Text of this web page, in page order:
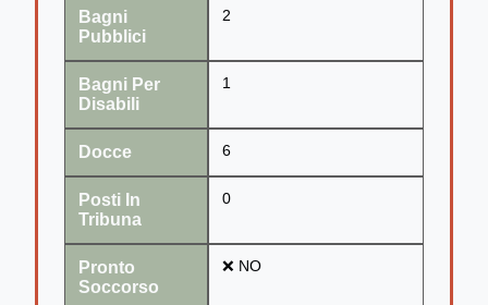
Bagni
Pubblici
2
Bagni Per
Disabili
1
Docce 6
Posti In
Tribuna
0
Pronto
Soccorso
❌ NO